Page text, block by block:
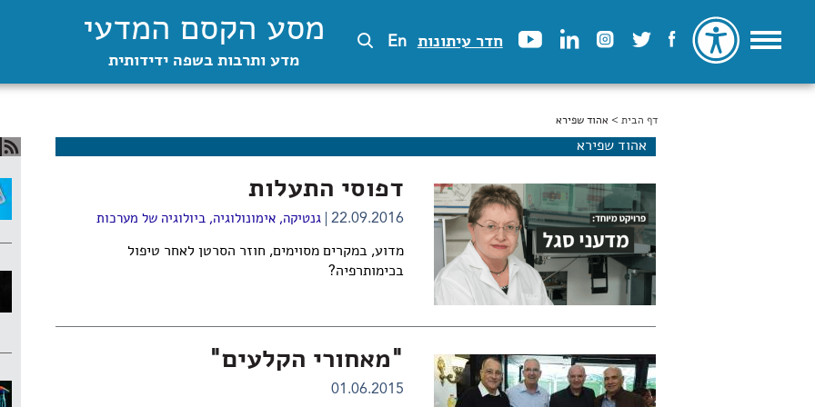
חדר עיתונות En מסע הקסם המדעי
מדע ותרבות בשפה ידידותית
הינך נמצא כאן
דף הבית > אהוד שפירא
אהוד שפירא
דפוסי התעלות
22.09.2016 גנטיקה,אימונולוגיה,ביולוגיה של מערכות
מדוע, במקרים מסוימים, חוזר הסרטן לאחר טיפול
בכימותרפיה?
"מאחורי הקלעים"
01.06.2015